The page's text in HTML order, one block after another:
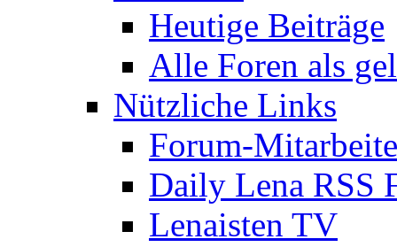
Heutige Beiträge
Alle Foren als
Nützliche Links
Forum-
Daily Lena RSS
Lenaisten TV